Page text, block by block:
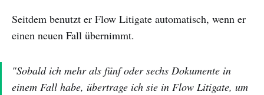
Seitdem benutzt er Flow Litigate automatisch, wenn er
einen neuen Fall übernimmt.
"Sobald ich mehr als fünf oder sechs Dokumente in
einem Fall habe, übertrage ich sie in Flow Litigate, um